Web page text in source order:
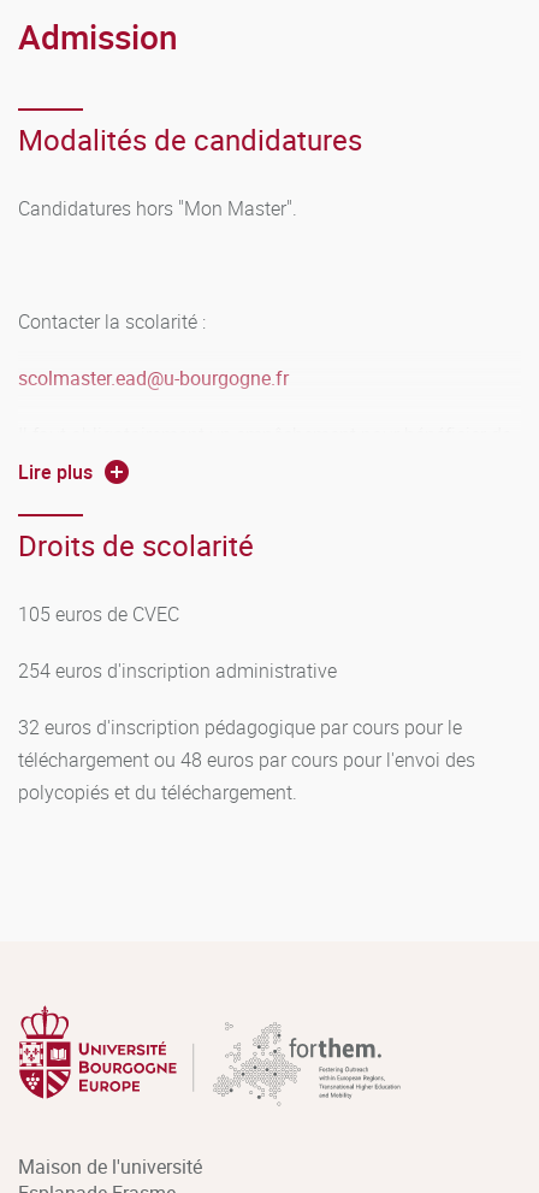
Admission
Modalités de candidatures
Candidatures hors "Mon Master".
Contacter la scolarité :
scolmaster.ead@u-bourgogne.fr
l'enseignement à distance : salariés, certificat médical,
Lire plus
Droits de scolarité
105 euros de CVEC
254 euros d'inscription administrative
32 euros d'inscription pédagogique par cours pour le
téléchargement ou 48 euros par cours pour l'envoi des
polycopiés et du téléchargement.
Maison de l'université